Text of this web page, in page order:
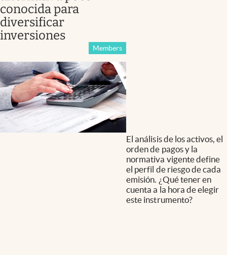
conocida para
diversificar
inversiones
Members
El análisis de los activos, el
orden de pagos y la
normativa vigente define
el perfil de riesgo de cada
emisión. ¿Qué tener en
cuenta a la hora de elegir
este instrumento?